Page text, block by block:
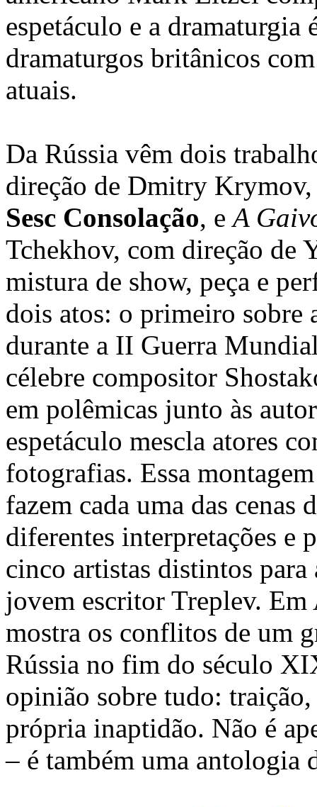
espetáculo e a dramaturgia
dramaturgos britânicos
atuais.
Da Rússia vêm dois
direção de Dmitry Krymov,
Sesc Consolação, eA
Tchekhov, com direção de
mistura de show, peça e
dois atos: o primeiro sobre
durante a II Guerra
célebre compositor
em polêmicas junto às
espetáculo mescla atores
fotografias. Essa
fazem cada uma das cenas
diferentes interpretações e
cinco artistas distintos
jovem escritor Treplev.
mostra os conflitos de um
Rússia no fim do século
opinião sobre tudo:
própria inaptidão. Não é
– é também uma antologia